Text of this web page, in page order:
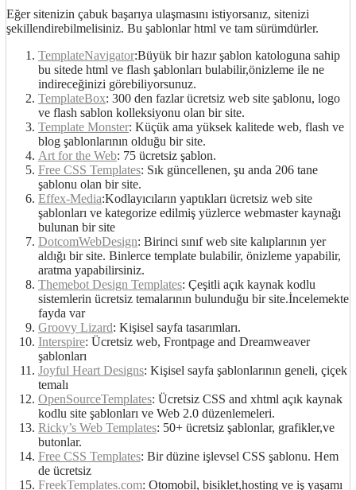
Eğer sitenizin çabuk başarıya ulaşmasını istiyorsanız, sitenizi
şekillendirebilmelisiniz. Bu şablonlar html ve tam sürümdürler.
TemplateNavigator:Büyük bir hazır şablon katologuna sahip
bu sitede html ve flash şablonları bulabilir,önizleme ile ne
indireceğinizi görebiliyorsunuz.
TemplateBox: 300 den fazlar ücretsiz web site şablonu, logo
ve flash sablon kolleksiyonu olan bir site.
Template Monster: Küçük ama yüksek kalitede web, flash ve
blog şablonlarının olduğu bir site.
Art for the Web: 75 ücretsiz şablon.
Free CSS Templates: Sık güncellenen, şu anda 206 tane
şablonu olan bir site.
Effex-Media:Kodlayıcıların yaptıkları ücretsiz web site
şablonları ve kategorize edilmiş yüzlerce webmaster kaynağı
bulunan bir site
DotcomWebDesign: Birinci sınıf web site kalıplarının yer
aldığı bir site. Binlerce template bulabilir, önizleme yapabilir,
aratma yapabilirsiniz.
Themebot Design Templates: Çeşitli açık kaynak kodlu
sistemlerin ücretsiz temalarının bulunduğu bir site.İncelemekte
fayda var
Groovy Lizard: Kişisel sayfa tasarımları.
Interspire: Ücretsiz web, Frontpage and Dreamweaver
şablonları
Joyful Heart Designs: Kişisel sayfa şablonlarının geneli, çiçek
temalı
OpenSourceTemplates: Ücretsiz CSS and xhtml açık kaynak
kodlu site şablonları ve Web 2.0 düzenlemeleri.
Ricky’s Web Templates: 50+ ücretsiz şablonlar, grafikler,ve
butonlar.
Free CSS Templates: Bir düzine işlevsel CSS şablonu. Hem
de ücretsiz
FreekTemplates.com: Otomobil, bisiklet,hosting ve iş yaşamı